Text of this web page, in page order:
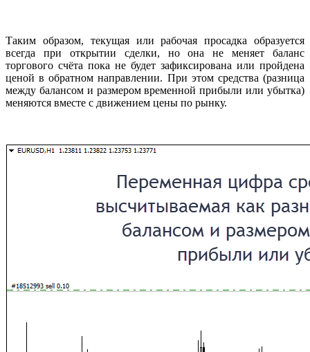
Таким образом, текущая или рабочая просадка образуется
всегда при открытии сделки, но она не меняет баланс
торгового счёта пока не будет зафиксирована или пройдена
ценой в обратном направлении. При этом средства (разница
между балансом и размером временной прибыли или убытка)
меняются вместе с движением цены по рынку.